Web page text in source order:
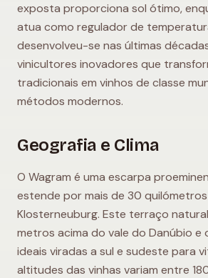
exposta proporciona sol ótimo,
atua como regulador de
desenvolveu-se nas últimas
vinicultores inovadores que
tradicionais em vinhos de classe
métodos modernos.
Geografia e Clima
O Wagram é uma escarpa
estende por mais de 30 quilómetros
Klosterneuburg. Este terraço
metros acima do vale do Danúbio e
ideais viradas a sul e sudeste para
altitudes das vinhas variam entre